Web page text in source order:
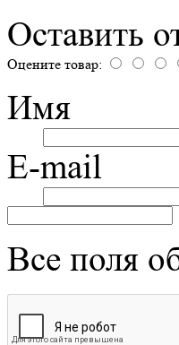
Оставить
Оцените товар:
Имя
E-mail
Все поля